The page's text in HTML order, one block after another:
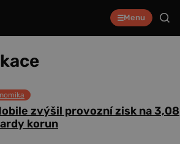
Menu
zvýšil provozní zisk na 3,08
korun